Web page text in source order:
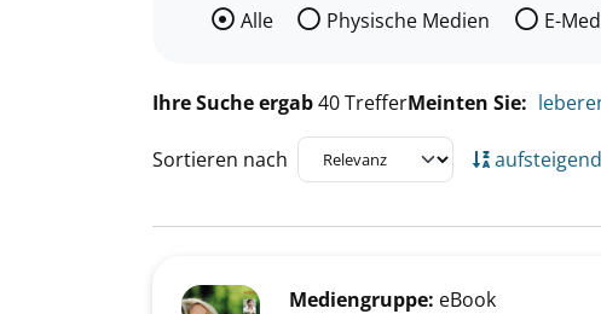
Wählen Sie die Medienart nach der Sie
Alle Physische Medien E-
Ihre Suche ergab40 TrefferMeinten Sie:
Sortieren nach
Mediengruppe: eBook